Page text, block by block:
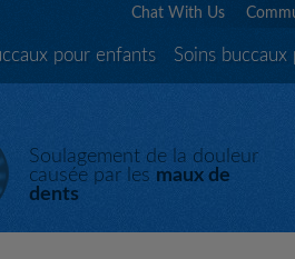
Chat With Us
pour enfants Soins
Soulagement de la douleur
causée par les maux de
dents